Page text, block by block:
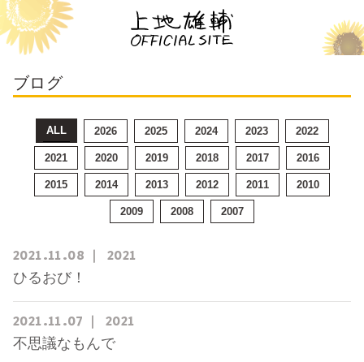
ブログ
ALL 2026 2025 2024 2023 2022
2021 2020 2019 2018 2017 2016
2015 2014 2013 2012 2011 2010
2009 2008 2007
2021 11 08 2021
ひるおび！
2021 11 07 2021
不思議なもんで